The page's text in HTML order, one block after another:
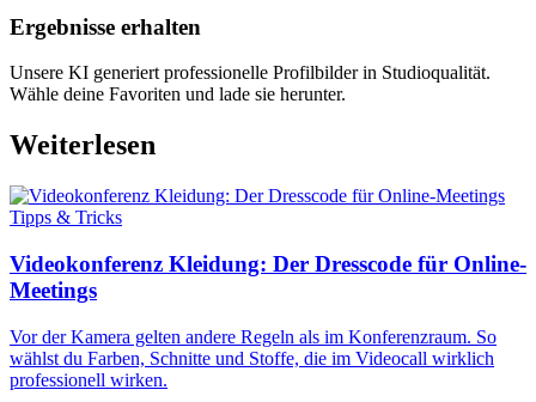
Ergebnisse erhalten
Unsere KI generiert professionelle Profilbilder in Studioqualität.
Wähle deine Favoriten und lade sie herunter.
Weiterlesen
Tipps & Tricks
Videokonferenz Kleidung: Der Dresscode für Online-
Meetings
Vor der Kamera gelten andere Regeln als im Konferenzraum. So
wählst du Farben, Schnitte und Stoffe, die im Videocall wirklich
professionell wirken.